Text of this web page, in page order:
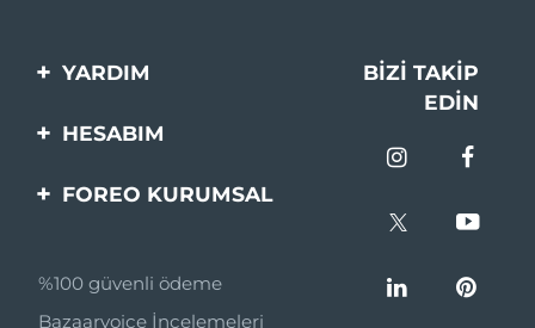
YARDIM
Bi̇zi̇mle İleti̇şi̇me Geçi̇n
BIZI TAKIP
EDIN
HESABIM
Ürün Kaydı
FOREO KURUMSAL
Ortaklik Programi
%100 güvenli ödeme
Bazaarvoice İncelemeleri